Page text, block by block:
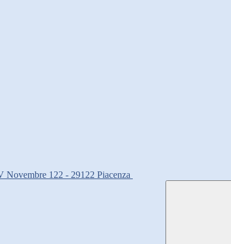
Novembre 122 - 29122 Piacenza